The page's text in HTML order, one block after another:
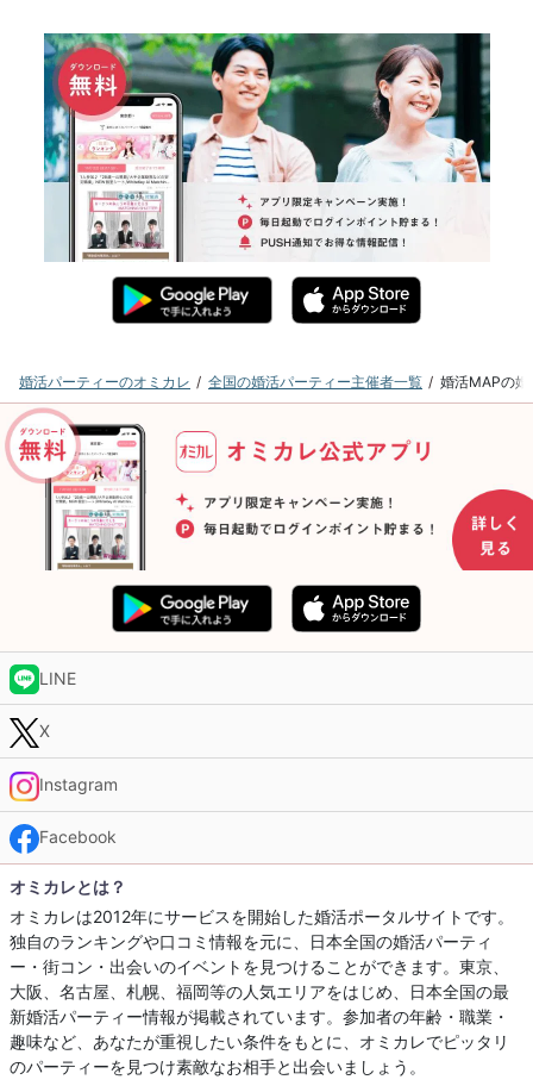
婚活パーティーのオミカレ 全国の婚活パーティー主催者一覧 婚活MAPの
LINE
X
Instagram
Facebook
オミカレとは？
オミカレは2012年にサービスを開始した婚活ポータルサイトです。
独自のランキングや口コミ情報を元に、日本全国の婚活パーティ
ー・街コン・出会いのイベントを見つけることができます。東京、
大阪、名古屋、札幌、福岡等の人気エリアをはじめ、日本全国の最
新婚活パーティー情報が掲載されています。参加者の年齢・職業・
趣味など、あなたが重視したい条件をもとに、オミカレでピッタリ
のパーティーを見つけ素敵なお相手と出会いましょう。